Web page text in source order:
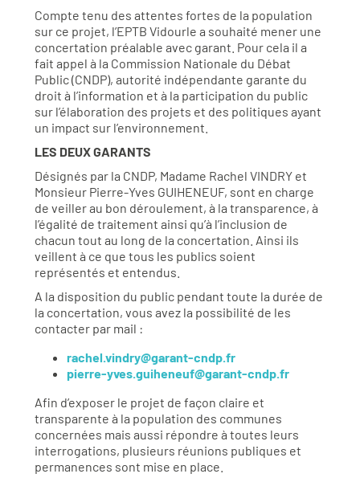
Compte tenu des attentes fortes de la population
sur ce projet, l’EPTB Vidourle a souhaité mener une
concertation préalable avec garant. Pour cela il a
fait appel à la Commission Nationale du Débat
Public (CNDP), autorité indépendante garante du
droit à l’information et à la participation du public
sur l’élaboration des projets et des politiques ayant
un impact sur l’environnement.
LES DEUX GARANTS
Désignés par la CNDP, Madame Rachel VINDRY et
Monsieur Pierre-Yves GUIHENEUF, sont en charge
de veiller au bon déroulement, à la transparence, à
l’égalité de traitement ainsi qu’à l’inclusion de
chacun tout au long de la concertation. Ainsi ils
veillent à ce que tous les publics soient
représentés et entendus.
A la disposition du public pendant toute la durée de
la concertation, vous avez la possibilité de les
contacter par mail :
rachel.vindry@garant-cndp.fr
pierre-yves.guiheneuf@garant-cndp.fr
Afin d’exposer le projet de façon claire et
transparente à la population des communes
concernées mais aussi répondre à toutes leurs
interrogations, plusieurs réunions publiques et
permanences sont mise en place.